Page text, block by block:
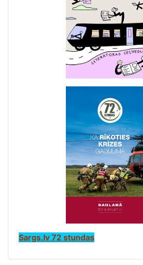
Sargs.lv 72 stundas